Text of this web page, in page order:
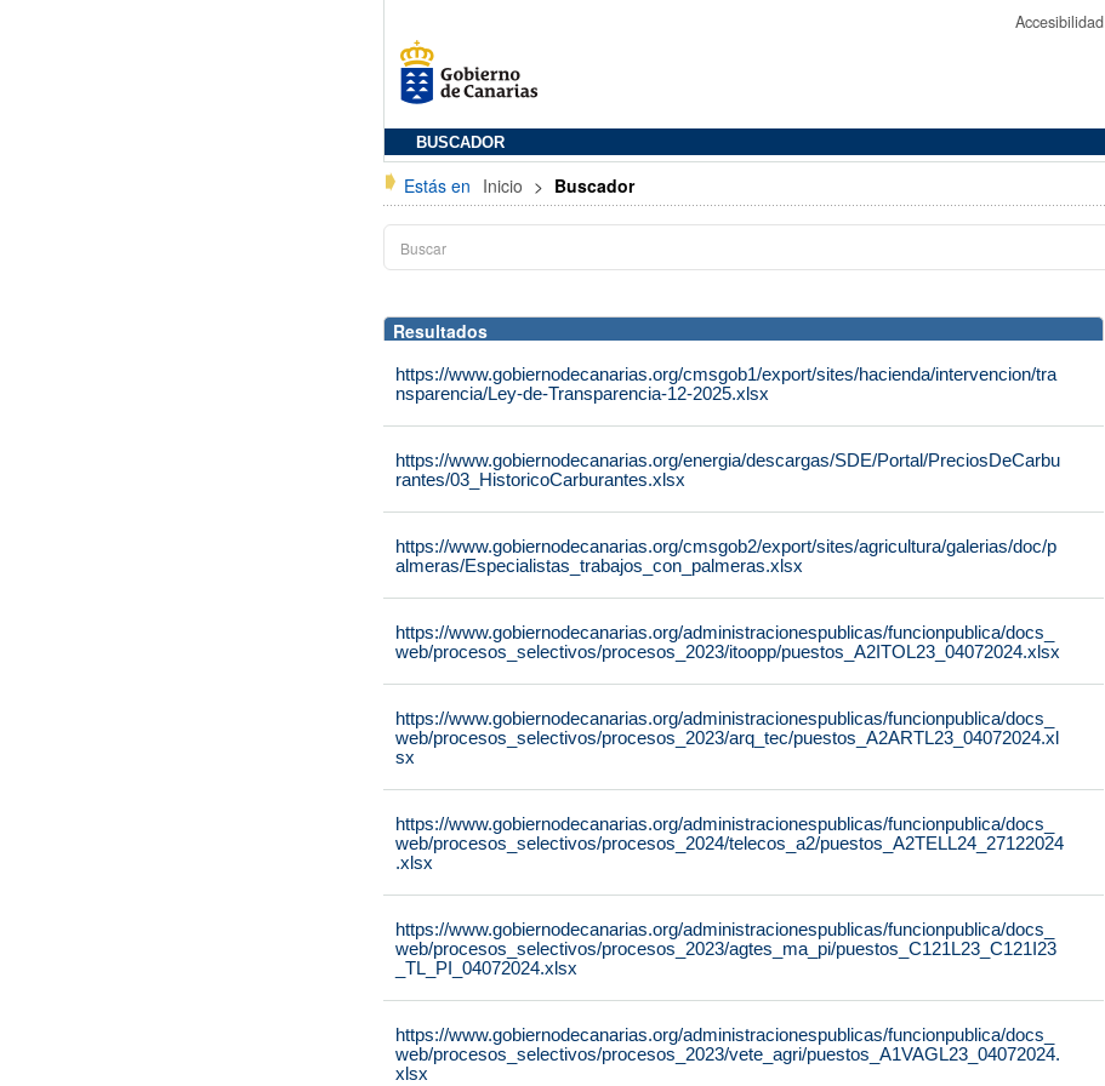
Accesibilidad
BUSCADOR
Estás en Inicio > Buscador
Resultados
https://www.gobiernodecanarias.org/cmsgob1/export/sites/hacienda/intervencion/tra
nsparencia/Ley-de-Transparencia-12-2025.xlsx
https://www.gobiernodecanarias.org/energia/descargas/SDE/Portal/PreciosDeCarbu
rantes/03_HistoricoCarburantes.xlsx
https://www.gobiernodecanarias.org/cmsgob2/export/sites/agricultura/galerias/doc/p
almeras/Especialistas_trabajos_con_palmeras.xlsx
https://www.gobiernodecanarias.org/administracionespublicas/funcionpublica/docs_
web/procesos_selectivos/procesos_2023/itoopp/puestos_A2ITOL23_04072024.xlsx
https://www.gobiernodecanarias.org/administracionespublicas/funcionpublica/docs_
web/procesos_selectivos/procesos_2023/arq_tec/puestos_A2ARTL23_04072024.xl
sx
https://www.gobiernodecanarias.org/administracionespublicas/funcionpublica/docs_
web/procesos_selectivos/procesos_2024/telecos_a2/puestos_A2TELL24_27122024
.xlsx
https://www.gobiernodecanarias.org/administracionespublicas/funcionpublica/docs_
web/procesos_selectivos/procesos_2023/agtes_ma_pi/puestos_C121L23_C121I23
_TL_PI_04072024.xlsx
https://www.gobiernodecanarias.org/administracionespublicas/funcionpublica/docs_
web/procesos_selectivos/procesos_2023/vete_agri/puestos_A1VAGL23_04072024.
xlsx